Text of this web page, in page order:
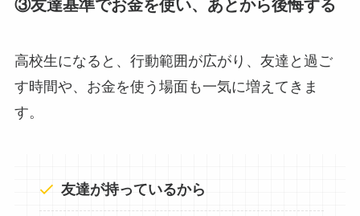
③友達基準でお金を使い、あとから後悔する
高校生になると、行動範囲が広がり、友達と過ご
す時間や、お金を使う場面も一気に増えてきま
す。
友達が持っているから